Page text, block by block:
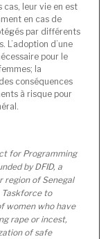
cas, leur vie en est
en cas de
par différents
d’une
pour le
la
conséquences
à risque pour
for Programming
by DFID, a
region of Senegal
Taskforce to
women who have
rape or incest,
of safe